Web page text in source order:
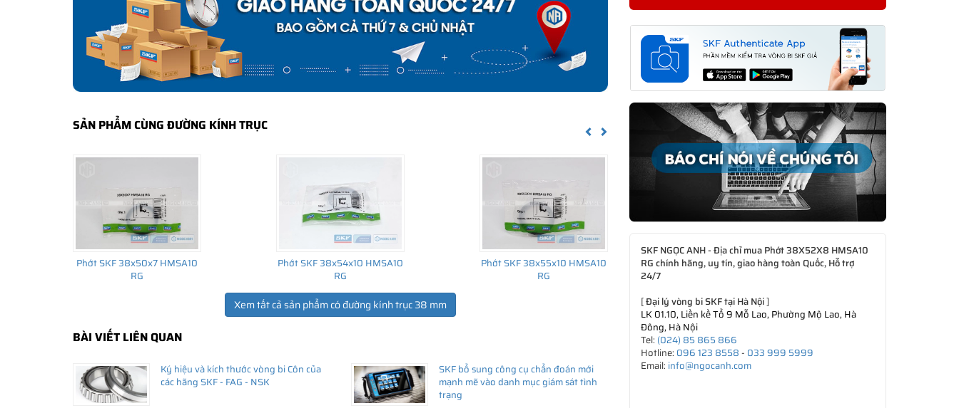
dụng công nghiệp. SKF có thể cung cấp các giải pháp làm kín cho khách hàng từ thiết kế đến sản xuất số lượng lớn, từ
lắp cho thiết bị ban đầu đến thị trường thay thế sau đó.
Giá bán và nơi bán Phớt chắn dầu SKF chính hãng uy tín
Để có báo giá Phớt 38X52X8 HMSA10 RG tốt nhất, hãy liên hệ với
SẢN PHẨM CÙNG ĐƯỜNG KÍNH TRỤC Previous
Phớt SKF 38x50x7 HMSA10
RG
Phớt SKF 38x54x10 HMSA10
RG
Phớt SKF 38x55x10 HMSA10
RG
Xem tất cả sản phẩm có đường kính trục 38 mm
BÀI VIẾT LIÊN QUAN
Ký hiệu và kích thước vòng bi Côn của
các hãng SKF - FAG - NSK
SKF bổ sung công cụ chẩn đoán mới
mạnh mẽ vào danh mục giám sát tình
trạng
SKF NGỌC ANH - Địa chỉ mua Phớt 38X52X8 HMSA10
RG chính hãng, uy tín, giao hàng toàn Quốc, Hỗ trợ
24/7
[Đại lý vòng bi SKF tại Hà Nội]
LK 01.10, Liền kề Tổ 9 Mỗ Lao, Phường Mộ Lao, Hà
Đông, Hà Nội
Tel: (024) 85 865 866
Hotline: 096 123 8558- 033 999 5999
Email: info@ngocanh.com